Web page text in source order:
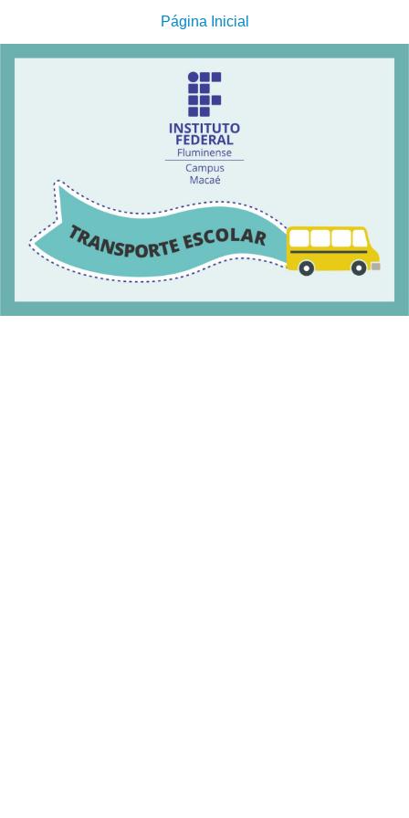
Página Inicial